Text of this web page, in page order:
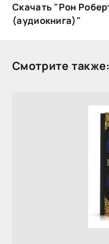
Скачать "Рон
(аудиокнига)"
Смотрите также: